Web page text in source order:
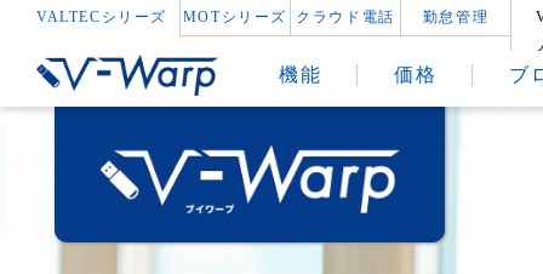
VALTECシリーズ MOTシリーズ クラウド電話 勤怠管理
機能 価格 ブ